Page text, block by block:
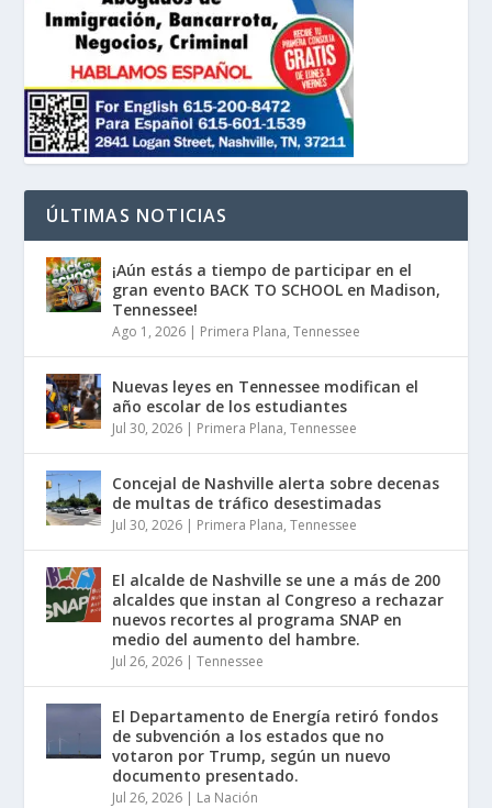
ÚLTIMAS NOTICIAS
¡Aún estás a tiempo de participar en el
gran evento BACK TO SCHOOL en Madison,
Tennessee!
Ago 1, 2026 | Primera Plana,Tennessee
Nuevas leyes en Tennessee modifican el
año escolar de los estudiantes
Jul 30, 2026 | Primera Plana,Tennessee
Concejal de Nashville alerta sobre decenas
de multas de tráfico desestimadas
Jul 30, 2026 | Primera Plana,Tennessee
El alcalde de Nashville se une a más de 200
alcaldes que instan al Congreso a rechazar
nuevos recortes al programa SNAP en
medio del aumento del hambre.
Jul 26, 2026 |Tennessee
El Departamento de Energía retiró fondos
de subvención a los estados que no
votaron por Trump, según un nuevo
documento presentado.
Jul 26, 2026 | La Nación